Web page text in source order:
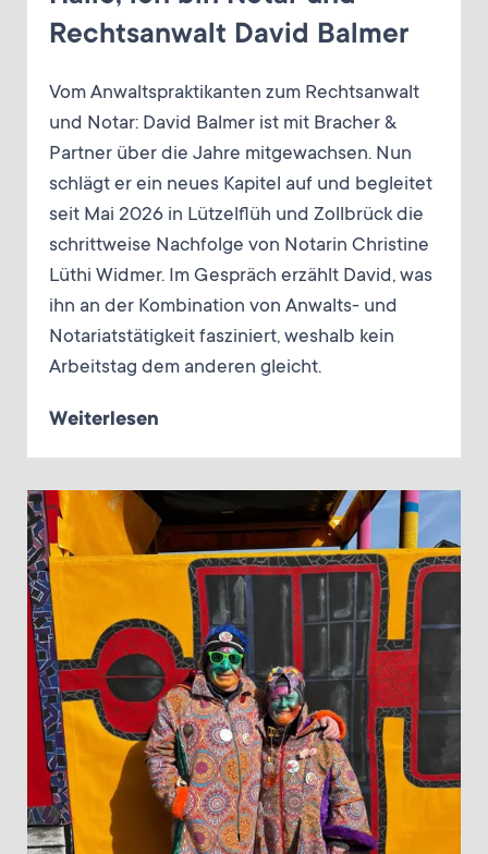
Rechtsanwalt David Balmer
Vom Anwaltspraktikanten zum Rechtsanwalt
und Notar: David Balmer ist mit Bracher &
Partner über die Jahre mitgewachsen. Nun
schlägt er ein neues Kapitel auf und begleitet
seit Mai 2026 in Lützelflüh und Zollbrück die
schrittweise Nachfolge von Notarin Christine
Lüthi Widmer. Im Gespräch erzählt David, was
ihn an der Kombination von Anwalts- und
Notariatstätigkeit fasziniert, weshalb kein
Arbeitstag dem anderen gleicht.
Weiterlesen